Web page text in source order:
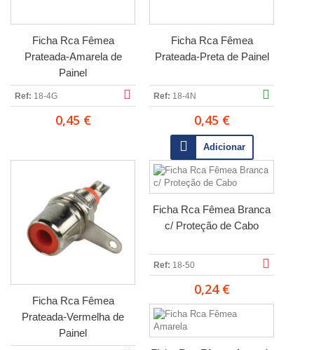
Ficha Rca Fêmea
Prateada-Amarela de
Painel
Ref: 18-4G
0,45 €
Ficha Rca Fêmea
Prateada-Preta de Painel
Ref: 18-4N
0,45 €
Adicionar
Ficha Rca Fêmea
Prateada-Vermelha de
Painel
Ficha Rca Fêmea Branca
c/ Proteção de Cabo
Ref: 18-50
0,24 €